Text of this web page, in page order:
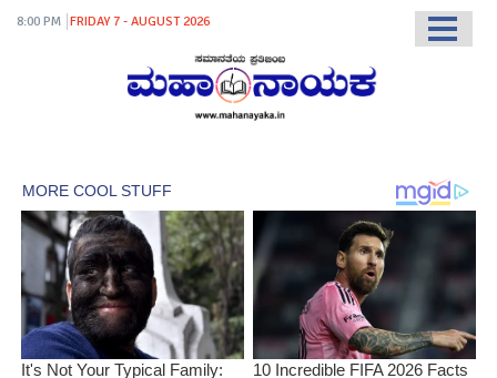
8:00 PM FRIDAY 7 - AUGUST 2026